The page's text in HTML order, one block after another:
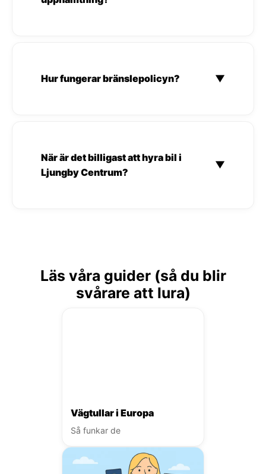
Hur fungerar bränslepolicyn? ▼
När är det billigast att hyra bil i
Ljungby Centrum?
▼
Läs våra guider (så du blir
svårare att lura)
Vägtullar i Europa
Så funkar de